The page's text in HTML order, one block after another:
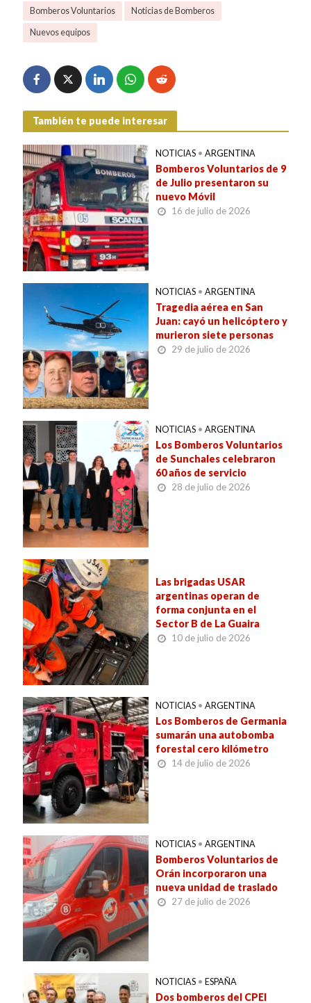
Bomberos Voluntarios Noticias de Bomberos
Nuevos equipos
También te puede interesar
NOTICIAS • ARGENTINA
Bomberos Voluntarios de 9
de Julio presentaron su
nuevo Móvil
16 de julio de 2026
NOTICIAS • ARGENTINA
Tragedia aérea en San
Juan: cayó un helicóptero y
murieron siete personas
29 de julio de 2026
NOTICIAS • ARGENTINA
Los Bomberos Voluntarios
de Sunchales celebraron
60 años de servicio
28 de julio de 2026
Las brigadas USAR
argentinas operan de
forma conjunta en el
Sector B de La Guaira
10 de julio de 2026
NOTICIAS • ARGENTINA
Los Bomberos de Germania
sumarán una autobomba
forestal cero kilómetro
14 de julio de 2026
NOTICIAS • ARGENTINA
Bomberos Voluntarios de
Orán incorporaron una
nueva unidad de traslado
27 de julio de 2026
NOTICIAS • ESPAÑA
Dos bomberos del CPEI